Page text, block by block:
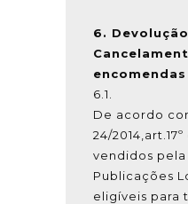
6.
encomendas
6.1.
De acordo
24/
vendidos pela
Publicações
eligíveis para